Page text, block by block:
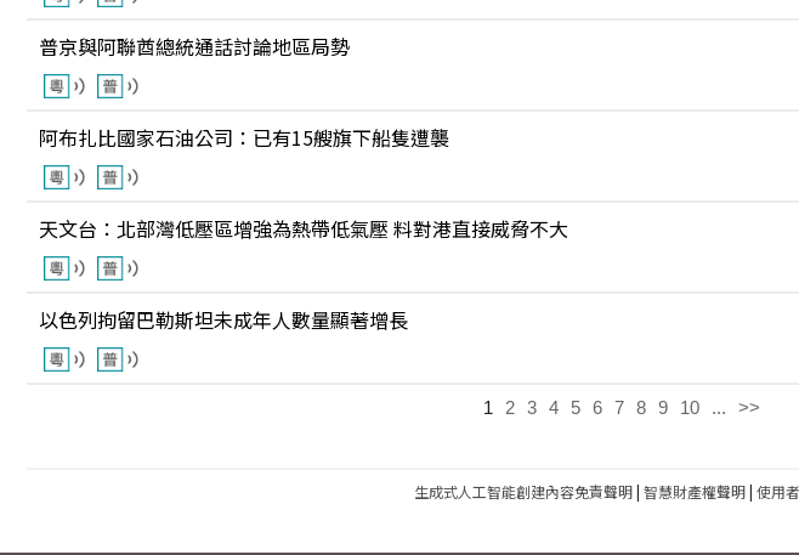
普京與阿聯酋總統通話討論地區局勢
阿布扎比國家石油公司：已有15艘旗下船隻遭襲
天文台：北部灣低壓區增強為熱帶低氣壓 料對港直接威脅不大
以色列拘留巴勒斯坦未成年人數量顯著增長
1 2 3 4 5 6 7 8 9 10 ... >>
生成式人工智能創建內容免責聲明| 智慧財產權聲明| 使用